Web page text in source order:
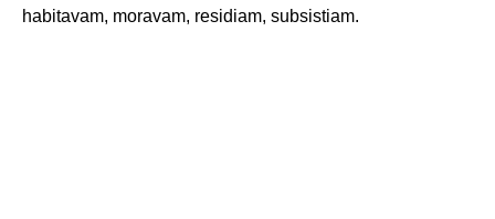
habitavam, moravam, residiam, subsistiam.